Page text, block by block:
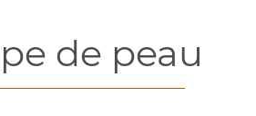
de peau